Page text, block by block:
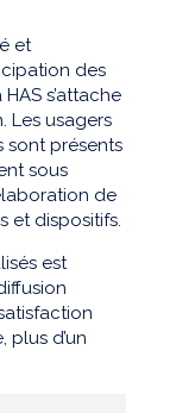
et
des
s’attache
Les usagers
sont présents
sous
de
et dispositifs.
est
plus d’un